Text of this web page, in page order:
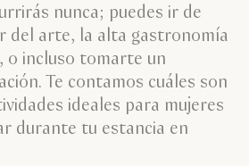
nunca; puedes ir de
del arte, la alta gastronomía
o incluso tomarte un
Te contamos cuáles son
ideales para mujeres
durante tu estancia en